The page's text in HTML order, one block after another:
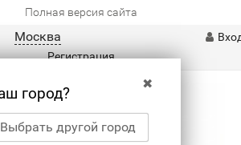
Полная версия сайта
Москва
✖
город?
Выбрать другой город
Регистрация